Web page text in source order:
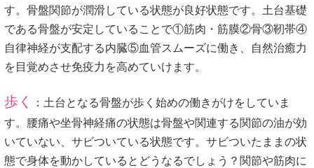
す。骨盤関節が潤滑している状態が良好状態です。土台基礎
である骨盤が安定していることで①筋肉・筋膜②骨③靭帯④
自律神経が支配する内臓⑤血管スムーズに働き、自然治癒力
を目覚めさせ免疫力を高めていけます。
歩く
：土台となる骨盤が歩く始めの働きがけをしていま
す。腰痛や坐骨神経痛の状態は骨盤や関連する関節の油が効
いていない、サビついている状態です。サビついたままの状
態で身体を動かしているとどうなるでしょう？関節や筋肉に